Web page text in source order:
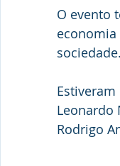
O evento
sociedade.
Leonardo
Rodrigo